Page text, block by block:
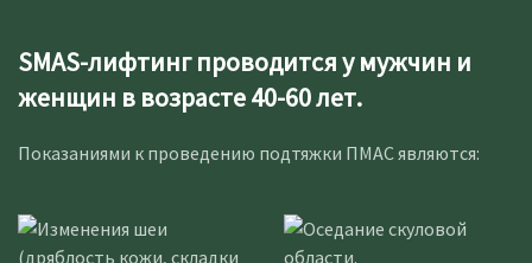
SMAS-лифтинг проводится у мужчин и
женщин в возрасте 40-60 лет.
Показаниями к проведению подтяжки ПМАС являются: